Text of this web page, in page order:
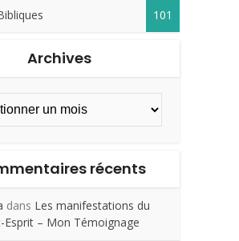
101
Archives
récents
dans Les manifestations du
Esprit – Mon Témoignage